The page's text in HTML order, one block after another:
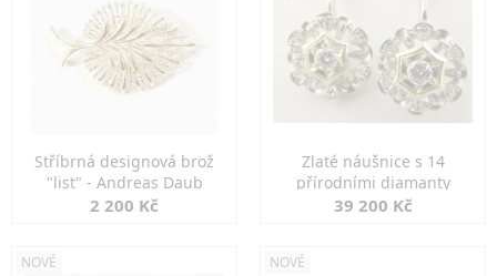
Stříbrná designová brož
"list" - Andreas Daub
2 200 Kč
Zlaté náušnice s 14
přírodními diamanty
39 200 Kč
NOVÉ NOVÉ